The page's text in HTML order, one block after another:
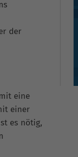
der
eine
einer
es nötig,